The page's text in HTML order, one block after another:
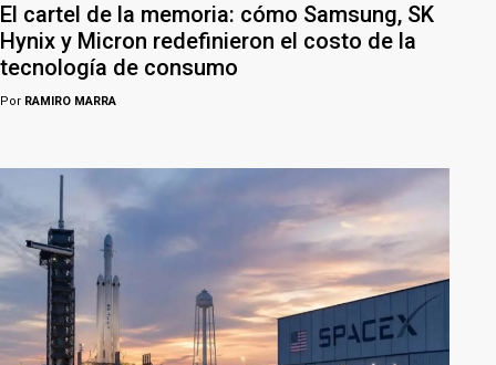
El cartel de la memoria: cómo Samsung, SK
Hynix y Micron redefinieron el costo de la
tecnología de consumo
Por RAMIRO MARRA